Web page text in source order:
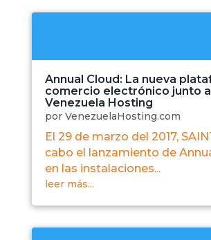
Annual Cloud: La nueva
comercio electrónico junto a
Venezuela Hosting
por VenezuelaHosting.com
El 29 de marzo del 2017,
cabo el lanzamiento de
en las instalaciones...
leer más...